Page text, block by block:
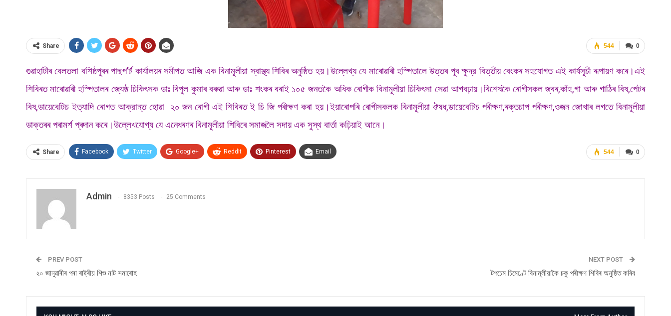
0
544
Share
গুৱাহাটীৰ বেলতলা বশিষ্ঠপুৰৰ পাছপ’ৰ্ট কাৰ্যালয়ৰ সমীপত আজি এক বিনামূলীয়া স্বাস্থ্য শিবিৰ অনুষ্ঠিত হয়।উল্লেখ্য যে মাৰোৱাৰী হস্পিতালে উত্তৰ পূব ক্ষুদ্র বিত্তীয় বেংকৰ সহযোগত এই কাৰ্যসূচী ৰূপায়ণ কৰে।এই
শিবিৰত মাৰোৱাৰী হস্পিতালৰ জ্যেষ্ঠ চিকিৎসক ডাঃ বিপুল কুমাৰ বৰুৱা আৰু ডাঃ শংকৰ বৰাই ১০৫ জনতকৈ অধিক ৰোগীক বিনামূলীয়া চিকিৎসা সেৱা আগবঢ়ায়।বিশেষকৈ ৰোগীসকল জ্বৰ,কাঁহ,গা আৰু গাঠিৰ বিষ,পেটৰ
বিষ,ডায়েবেটিচ ইত্যাদি ৰোগত আক্রান্ত হোৱা ২০ জন ৰোগী এই শিবিৰত ই চি জি পৰীক্ষণ কৰা হয়।ইয়াৰোপৰি ৰোগীসকলক বিনামূলীয়া ঔষধ,ডায়েবেটিচ পৰীক্ষণ,ৰক্তচাপ পৰীক্ষণ,ওজন জোখাৰ লগতে বিনামূলীয়া
ডাক্তৰৰ পৰামৰ্শ প্ৰদান কৰে।উল্লেখযোগ্য যে এনেধৰণৰ বিনামূলীয়া শিবিৰে সমাজলৈ সদায় এক সুস্থ বাৰ্তা কঢ়িয়াই আনে।
0
544
Share Facebook Twitter Google+ ReddIt Pinterest Email
Admin 8353 Posts 25 Comments
PREV POST
২০ জানুৱাৰীৰ পৰা ৰাষ্ট্ৰীয় শিশু নাট সমাৰোহ
NEXT POST
টপচেম চিমেণ্টে বিনামূলীয়াকৈ চকু পৰীক্ষণ শিবিৰ অনুষ্ঠিত কৰিব